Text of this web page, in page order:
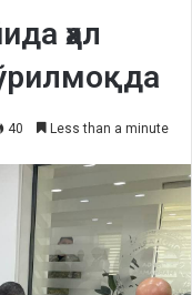
ҳал
40 Less than a minute